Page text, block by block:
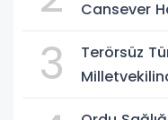
Cansever
3
Terörsüz